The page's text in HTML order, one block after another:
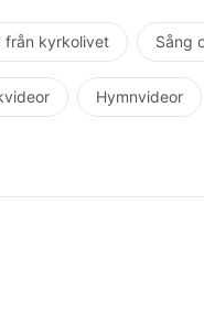
dem som har ett
behov av att
slag som inte har
och endast de som
inte att tillåta
från kyrkolivet Sång
Hymnvideor